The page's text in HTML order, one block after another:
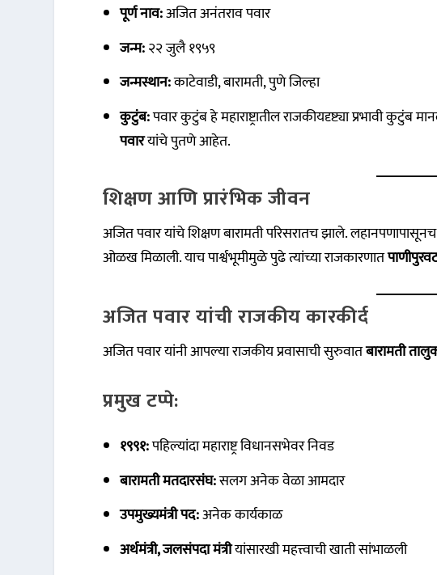
पूर्ण नाव:अजित अनंतराव पवार
जन्म:२२ जुलै १९५९
जन्मस्थान:काटेवाडी, बारामती, पुणे जिल्हा
कुटुंब:पवार कुटुंब हे महाराष्ट्रातील राजकीयदृष्ट्या प्रभावी कुटुंब
पवारयांचे पुतणे आहेत.
शिक्षण आणि प्रारंभिक जीवन
अजित पवार यांचे शिक्षण बारामती परिसरातच झाले. लहानपणापासूनच
ओळख मिळाली. याच पार्श्वभूमीमुळे पुढे त्यांच्या राजकारणात
अजित पवार यांची राजकीय कारकीर्द
अजित पवार यांनी आपल्या राजकीय प्रवासाची सुरुवातबारामती
प्रमुख टप्पे:
१९९१:पहिल्यांदा महाराष्ट्र विधानसभेवर निवड
बारामती मतदारसंघ:सलग अनेक वेळा आमदार
उपमुख्यमंत्री पद:अनेक कार्यकाळ
अर्थमंत्री, जलसंपदा मंत्रीयांसारखी महत्त्वाची खाती सांभाळली